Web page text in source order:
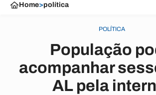
Home>política
POLÍTICA
População
acompanhar
AL pela